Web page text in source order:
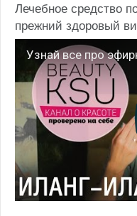
Лечебное средство
прежний здоровый